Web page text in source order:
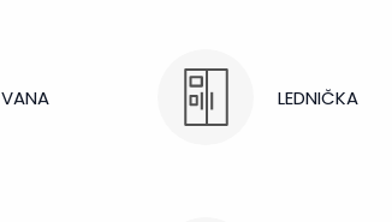
VANA LEDNIČKA